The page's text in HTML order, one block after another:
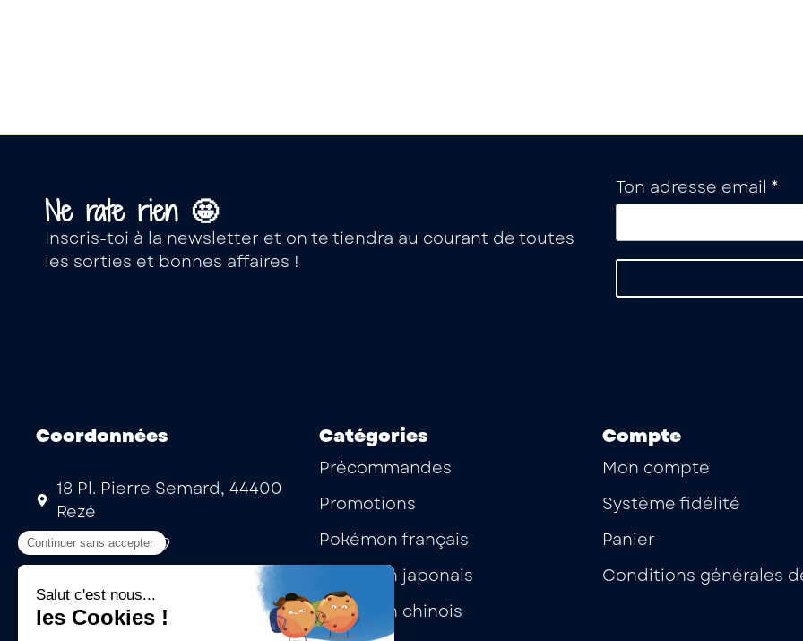
Ne rate rien 🤩
Inscris-toi à la newsletter et on te tiendra au courant de toutes
les sorties et bonnes affaires !
Ton adresse email *
Coordonnées
18 Pl. Pierre Semard, 44400
Rezé
02 53 35 15 99
Mardi au samedi : 10h -13h | 14h
- 19h
Laissez-nous un message
Catégories
Précommandes
Promotions
Pokémon français
Pokémon japonais
Pokémon chinois
Compte
Mon compte
Système fidélité
Panier
Conditions générales